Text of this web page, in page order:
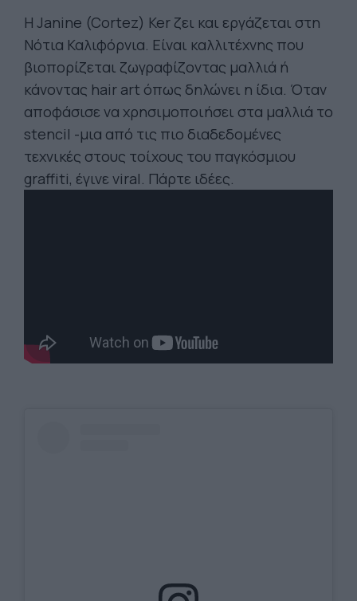
Η Janine (Cortez) Ker ζει και εργάζεται στη
Νότια Καλιφόρνια. Είναι καλλιτέχνης που
βιοπορίζεται ζωγραφίζοντας μαλλιά ή
κάνοντας hair art όπως δηλώνει η ίδια. Όταν
αποφάσισε να χρησιμοποιήσει στα μαλλιά το
stencil -μια από τις πιο διαδεδομένες
τεχνικές στους τοίχους του παγκόσμιου
graffiti, έγινε viral. Πάρτε ιδέες.